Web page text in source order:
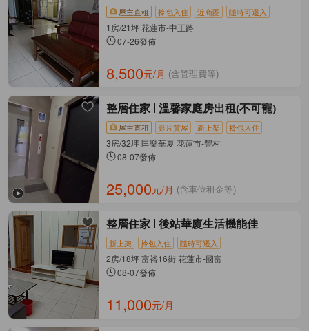
屋主直租 拎包入住 近商圈 隨時可遷入
1房/21坪 花蓮市-中正路
07-26發佈
8,500元/月 (含管理費等)
整層住家 溫馨家庭房出租(不可寵)
屋主直租 影片賞屋 新上架 拎包入住
3房/32坪 匡樂華夏 花蓮市-豐村
08-07發佈
25,000元/月 (含車位租金等)
整層住家 後站華廈生活機能佳
新上架 拎包入住 隨時可遷入
2房/18坪 富裕16街 花蓮市-國富
08-07發佈
11,000元/月